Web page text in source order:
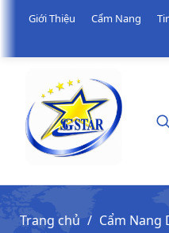
Giới Thiệu Cẩm Nang
Trang chủ
Cẩm Nang